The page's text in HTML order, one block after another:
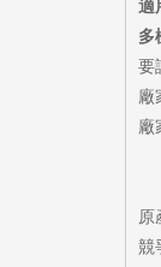
適
多
要
廠
廠
原
競